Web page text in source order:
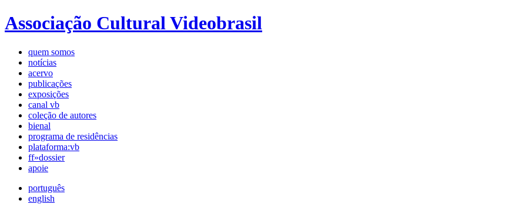
Associação Cultural Videobrasil
quem somos
notícias
acervo
publicações
exposições
canal vb
coleção de autores
bienal
programa de residências
plataforma:vb
ff»dossier
apoie
português
english